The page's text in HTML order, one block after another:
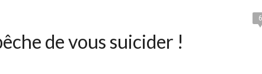
tomber !
6
de vous suicider !